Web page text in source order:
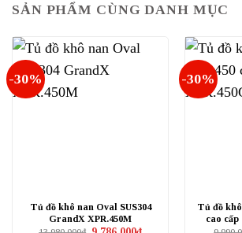
SẢN PHẨM CÙNG DANH MỤC
-30%
Tủ đồ khô nan Oval SUS304
GrandX XPR.450M
Giá
Giá
-30%
Tủ đồ
cao cấp